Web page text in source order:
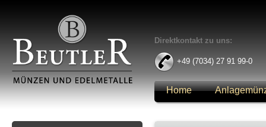
Direktkontakt zu uns:
+49 (7034) 27 91 99-0
Home